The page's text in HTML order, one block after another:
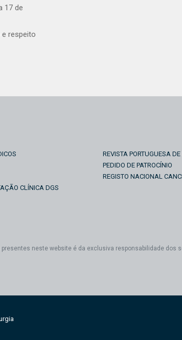
17 de
respeito
CLÍNICA DGS
REVISTA PORTUGUESA
PEDIDO DE PATROCÍNIO
REGISTO NACIONAL
neste website é da exclusiva responsabilidade dos